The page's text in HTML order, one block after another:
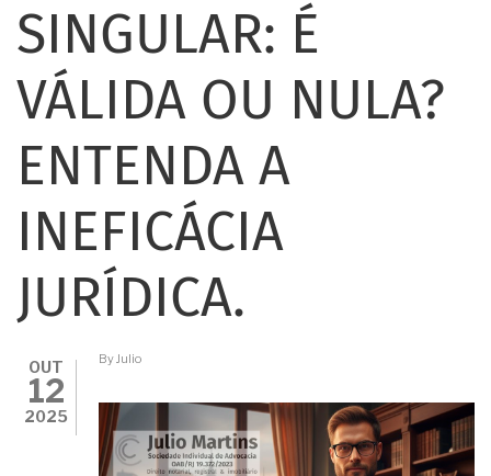
SINGULAR: É
VÁLIDA OU NULA?
ENTENDA A
INEFICÁCIA
JURÍDICA.
OUT
12
2025
By Julio